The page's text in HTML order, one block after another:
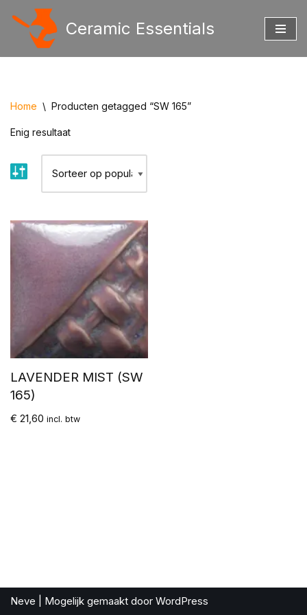
Ceramic Essentials
Home \ Producten getagged “SW 165”
Enig resultaat
LAVENDER MIST (SW
165)
€ 21,60 incl. btw
Neve | Mogelijk gemaakt door WordPress